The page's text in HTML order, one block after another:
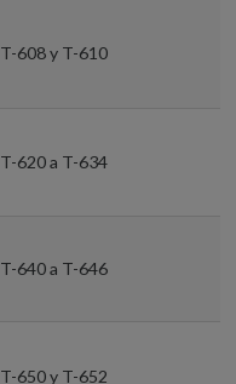
T-608 y T-610
T-620 a T-634
T-640 a T-646
T-650 y T-652